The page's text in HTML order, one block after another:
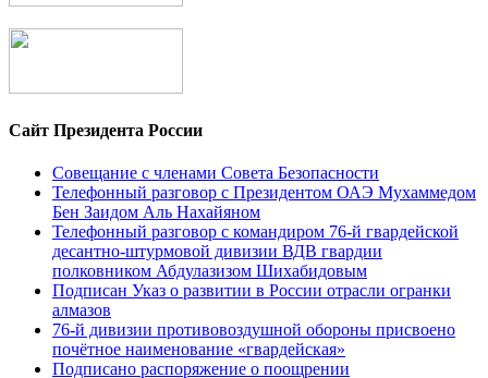
Сайт Президента России
Совещание с членами Совета Безопасности
Телефонный разговор с Президентом ОАЭ Мухаммедом
Бен Заидом Аль Нахайяном
Телефонный разговор с командиром 76-й гвардейской
десантно-штурмовой дивизии ВДВ гвардии
полковником Абдулазизом Шихабидовым
Подписан Указ о развитии в России отрасли огранки
алмазов
76-й дивизии противовоздушной обороны присвоено
почётное наименование «гвардейская»
Подписано распоряжение о поощрении